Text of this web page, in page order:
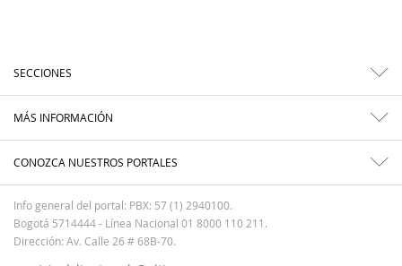
SECCIONES
MÁS INFORMACIÓN
CONOZCA NUESTROS PORTALES
Info general del portal: PBX: 57 (1) 2940100.
Bogotá 5714444 - Línea Nacional 01 8000 110 211.
Dirección: Av. Calle 26 # 68B-70.